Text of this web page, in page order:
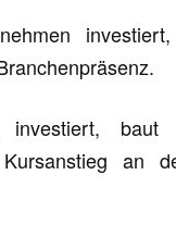
Kursanstieg